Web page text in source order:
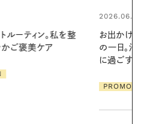
と手間で変わる、夏
季節を「ごきげん」
2026.07.24
夏の髪と心
る【大人気の
1本で汗ばむ